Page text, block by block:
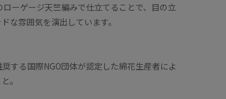
ーゲージ天竺編みで仕立てることで、目の立
な雰囲気を演出しています。
する国際NGO団体が認定した綿花生産者によ
。